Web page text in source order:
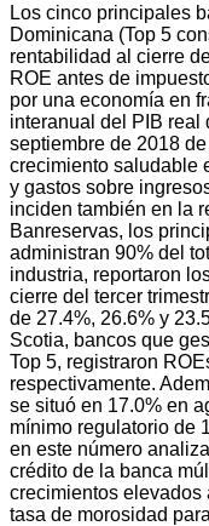
Los cinco principales
Dominicana (Top 5
rentabilidad al cierre
ROE antes de
por una economía en
interanual del PIB real
septiembre de 2018
crecimiento saludable
y gastos sobre
inciden también en la
Banreservas, los
administran 90% del
industria, reportaron
cierre del tercer
de 27.4%, 26.6% y
Scotia, bancos que
Top 5, registraron
respectivamente.
se situó en 17.0% en
mínimo regulatorio de
en este número
crédito de la banca
crecimientos elevados
tasa de morosidad